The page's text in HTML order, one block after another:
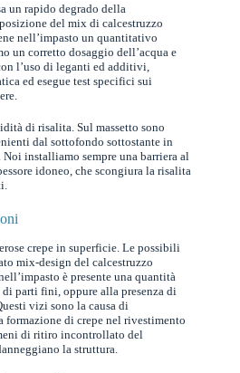
un rapido degrado della
del mix di calcestruzzo
nell’impasto un quantitativo
un corretto dosaggio dell’acqua e
l’uso di leganti ed additivi,
ed esegue test specifici sui
di risalita. Sul massetto sono
dal sottofondo sottostante in
installiamo sempre una barriera al
idoneo, che scongiura la risalita
crepe in superficie. Le possibili
mix-design del calcestruzzo
è presente una quantità
parti fini, oppure alla presenza di
vizi sono la causa di
formazione di crepe nel rivestimento
di ritiro incontrollato del
la struttura.